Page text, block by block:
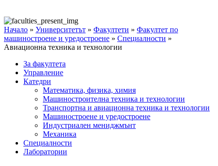
Начало » Университетът » Факултети » Факултет по
машиностроене и уредостроене » Специалности »
Авиационна техника и технологии
За факултета
Управление
Катедри
Математика, физика, химия
Машиностроителна техника и технологии
Транспортна и авиационна техника и технологии
Машиностроене и уредостроене
Индустриален мениджмънт
Механика
Специалности
Лаборатории